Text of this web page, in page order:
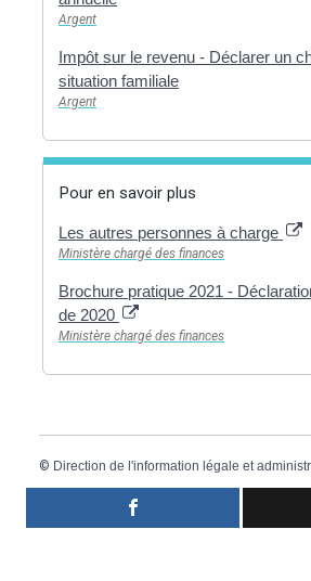
Argent
Impôt sur le revenu - Déclarer un
situation familiale
Argent
Pour en savoir plus
Les autres personnes à charge
Ministère chargé des finances
Brochure pratique 2021 -
de 2020
Ministère chargé des finances
© Direction de l'information légale et